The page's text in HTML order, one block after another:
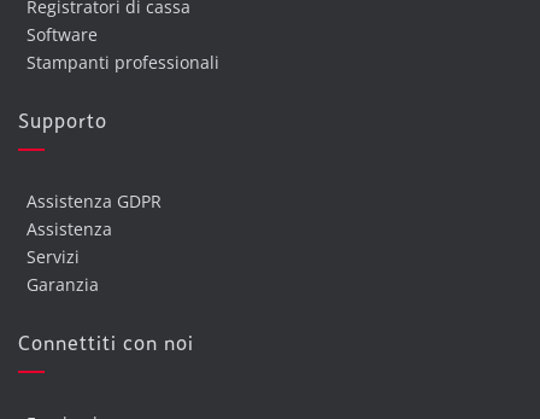
Registratori di cassa
Software
Stampanti professionali
Supporto
Assistenza GDPR
Assistenza
Servizi
Garanzia
Connettiti con noi